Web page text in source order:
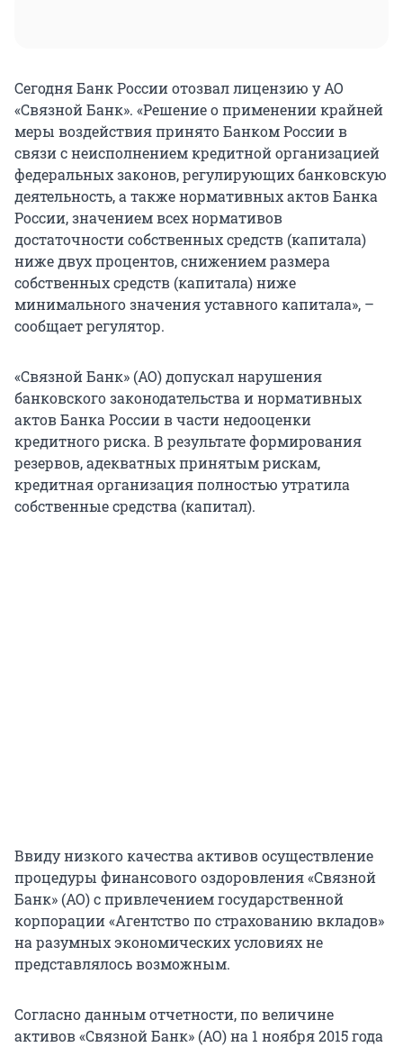
Сегодня Банк России отозвал лицензию у АО
«Связной Банк». «Решение о применении крайней
меры воздействия принято Банком России в
связи с неисполнением кредитной организацией
федеральных законов, регулирующих банковскую
деятельность, а также нормативных актов Банка
России, значением всех нормативов
достаточности собственных средств (капитала)
ниже двух процентов, снижением размера
собственных средств (капитала) ниже
минимального значения уставного капитала», –
сообщает регулятор.
«Связной Банк» (АО) допускал нарушения
банковского законодательства и нормативных
актов Банка России в части недооценки
кредитного риска. В результате формирования
резервов, адекватных принятым рискам,
кредитная организация полностью утратила
собственные средства (капитал).
Ввиду низкого качества активов осуществление
процедуры финансового оздоровления «Связной
Банк» (АО) с привлечением государственной
корпорации «Агентство по страхованию вкладов»
на разумных экономических условиях не
представлялось возможным.
Согласно данным отчетности, по величине
активов «Связной Банк» (АО) на 1 ноября 2015 года